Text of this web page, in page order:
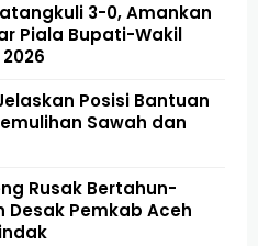
3-0, Amankan
Piala Bupati-Wakil
Posisi Bantuan
Sawah dan
Rusak Bertahun-
Desak Pemkab Aceh